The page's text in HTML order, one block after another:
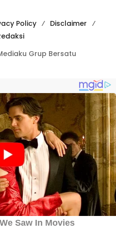
Policy
Disclaimer
Grup Bersatu